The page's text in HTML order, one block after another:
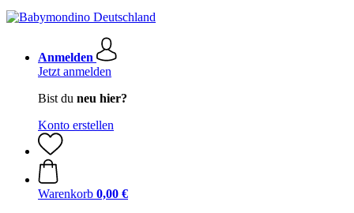
Anmelden
Jetzt anmelden
Bist du neu hier?
Konto erstellen
Warenkorb 0,00 €